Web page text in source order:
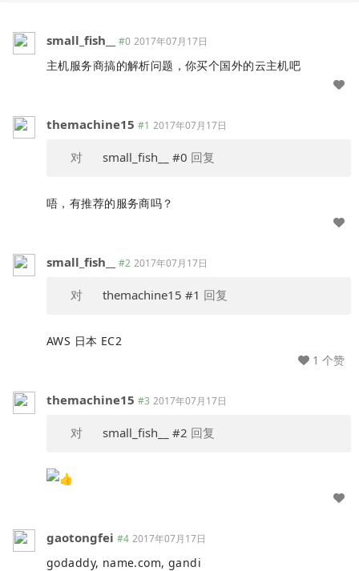
small_fish__ #0 2017年07月17日
主机服务商搞的解析问题，你买个国外的云主机吧
themachine15 #1 2017年07月17日
对 small_fish__ #0 回复
唔，有推荐的服务商吗？
small_fish__ #2 2017年07月17日
对 themachine15 #1 回复
AWS 日本 EC2
1 个赞
themachine15 #3 2017年07月17日
对 small_fish__ #2 回复
gaotongfei #4 2017年07月17日
godaddy, name.com, gandi